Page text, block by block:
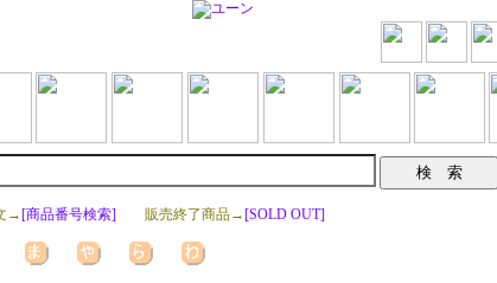
→ [商品番号検索] 販売終了商品→ [SOLD OUT]